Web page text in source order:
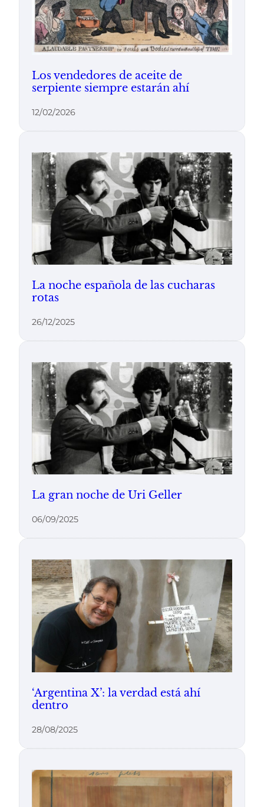
Los vendedores de aceite de
serpiente siempre estarán ahí
12/02/2026
La noche española de las cucharas
rotas
26/12/2025
La gran noche de Uri Geller
06/09/2025
‘Argentina X’: la verdad está ahí
dentro
28/08/2025